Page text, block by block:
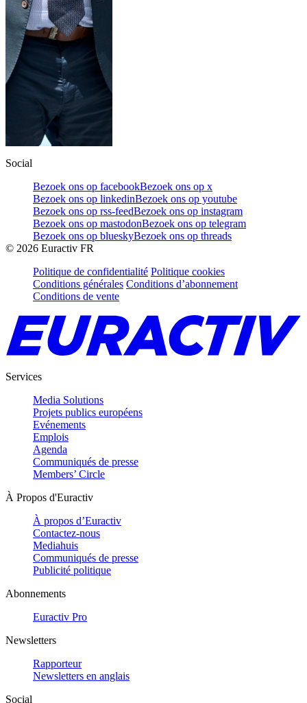
Social
Bezoek ons op facebookBezoek ons op x
Bezoek ons op linkedinBezoek ons op youtube
Bezoek ons op rss-feedBezoek ons op instagram
Bezoek ons op mastodonBezoek ons op telegram
Bezoek ons op blueskyBezoek ons op threads
© 2026 Euractiv FR
Politique de confidentialité Politique cookies
Conditions générales Conditions d’abonnement
Conditions de vente
Services
Media Solutions
Projets publics européens
Evénements
Emplois
Agenda
Communiqués de presse
Members’ Circle
À Propos d'Euractiv
À propos d’Euractiv
Contactez-nous
Mediahuis
Communiqués de presse
Publicité politique
Abonnements
Euractiv Pro
Newsletters
Rapporteur
Newsletters en anglais
Social